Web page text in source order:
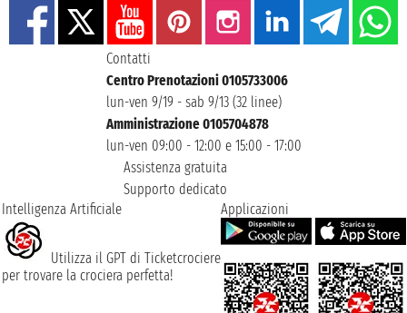
Contatti
Centro Prenotazioni 0105733006
lun-ven 9/19 - sab 9/13 (32 linee)
Amministrazione 0105704878
lun-ven 09:00 - 12:00 e 15:00 - 17:00
Assistenza gratuita
Supporto dedicato
Intelligenza Artificiale
Utilizza il GPT di Ticketcrociere
per trovare la crociera perfetta!
Applicazioni